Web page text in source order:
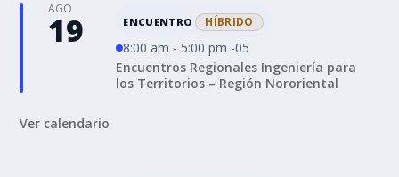
AGO
19 ENCUENTRO HÍBRIDO
8:00 am - 5:00 pm -05
Encuentros Regionales Ingeniería para
los Territorios – Región Nororiental
Ver calendario